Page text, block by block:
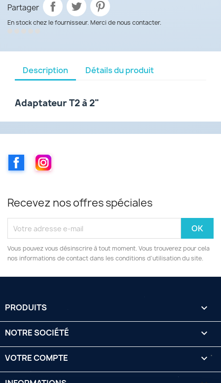
Partager
En stock chez le fournisseur. Merci de nous contacter.
Description Détails du produit
Adaptateur T2 à 2"
FacebookInstagram
Recevez nos offres spéciales
Vous pouvez vous désinscrire à tout moment. Vous trouverez pour cela
nos informations de contact dans les conditions d'utilisation du site.
PRODUITS 
NOTRE SOCIÉTÉ 
VOTRE COMPTE 